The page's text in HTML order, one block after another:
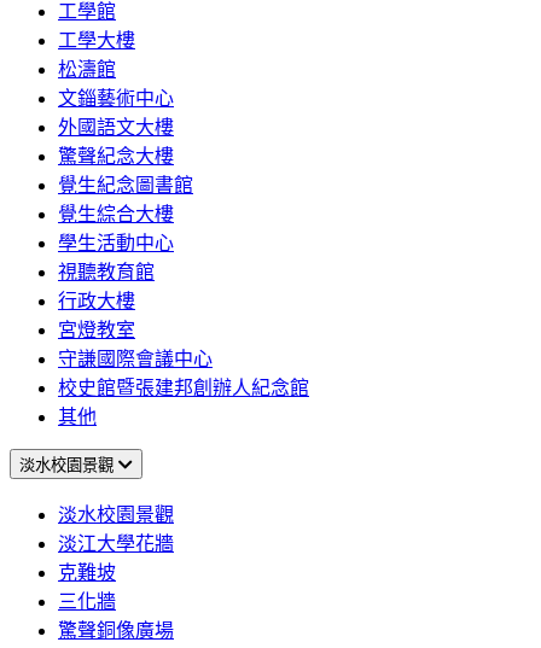
工學館
工學大樓
松濤館
文錙藝術中心
外國語文大樓
驚聲紀念大樓
覺生紀念圖書館
覺生綜合大樓
學生活動中心
視聽教育館
行政大樓
宮燈教室
守謙國際會議中心
校史館暨張建邦創辦人紀念館
其他
淡水校園景觀
淡水校園景觀
淡江大學花牆
克難坡
三化牆
驚聲銅像廣場